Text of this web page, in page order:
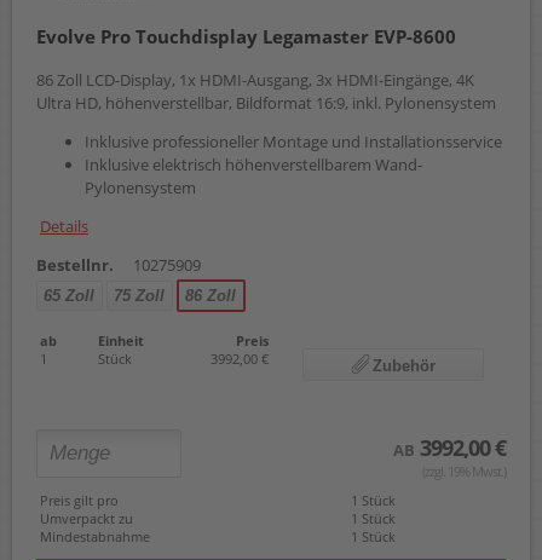
Evolve Pro Touchdisplay Legamaster EVP-8600
86 Zoll LCD-Display, 1x HDMI-Ausgang, 3x HDMI-Eingänge, 4K
Ultra HD, höhenverstellbar, Bildformat 16:9, inkl. Pylonensystem
Inklusive professioneller Montage und Installationsservice
Inklusive elektrisch höhenverstellbarem Wand-
Pylonensystem
Details
Bestellnr.
10275909
65 Zoll 75 Zoll 86 Zoll
ab Einheit
Preis
1
Stück 3992,00 € Zubehör
AB 3992,00 €
(zzgl. 19% Mwst.)
Preis gilt pro
1 Stück
Umverpackt zu
1 Stück
Mindestabnahme
1 Stück